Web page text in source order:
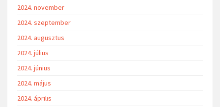
2024. november
2024. szeptember
2024. augusztus
2024. július
2024. június
2024. május
2024. április